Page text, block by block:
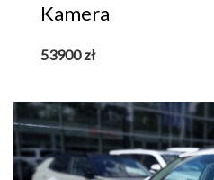
Kamera
53900zł